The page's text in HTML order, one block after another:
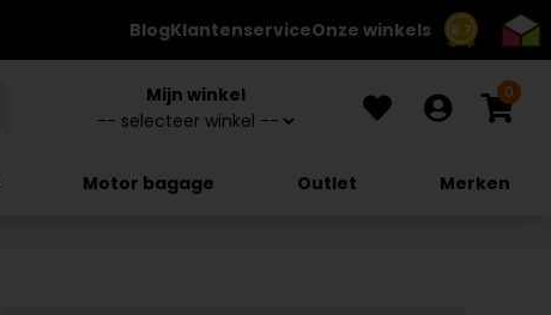
8.7
BlogKlantenserviceOnze winkels
Mijn winkel 0
Motor bagage Outlet Merken